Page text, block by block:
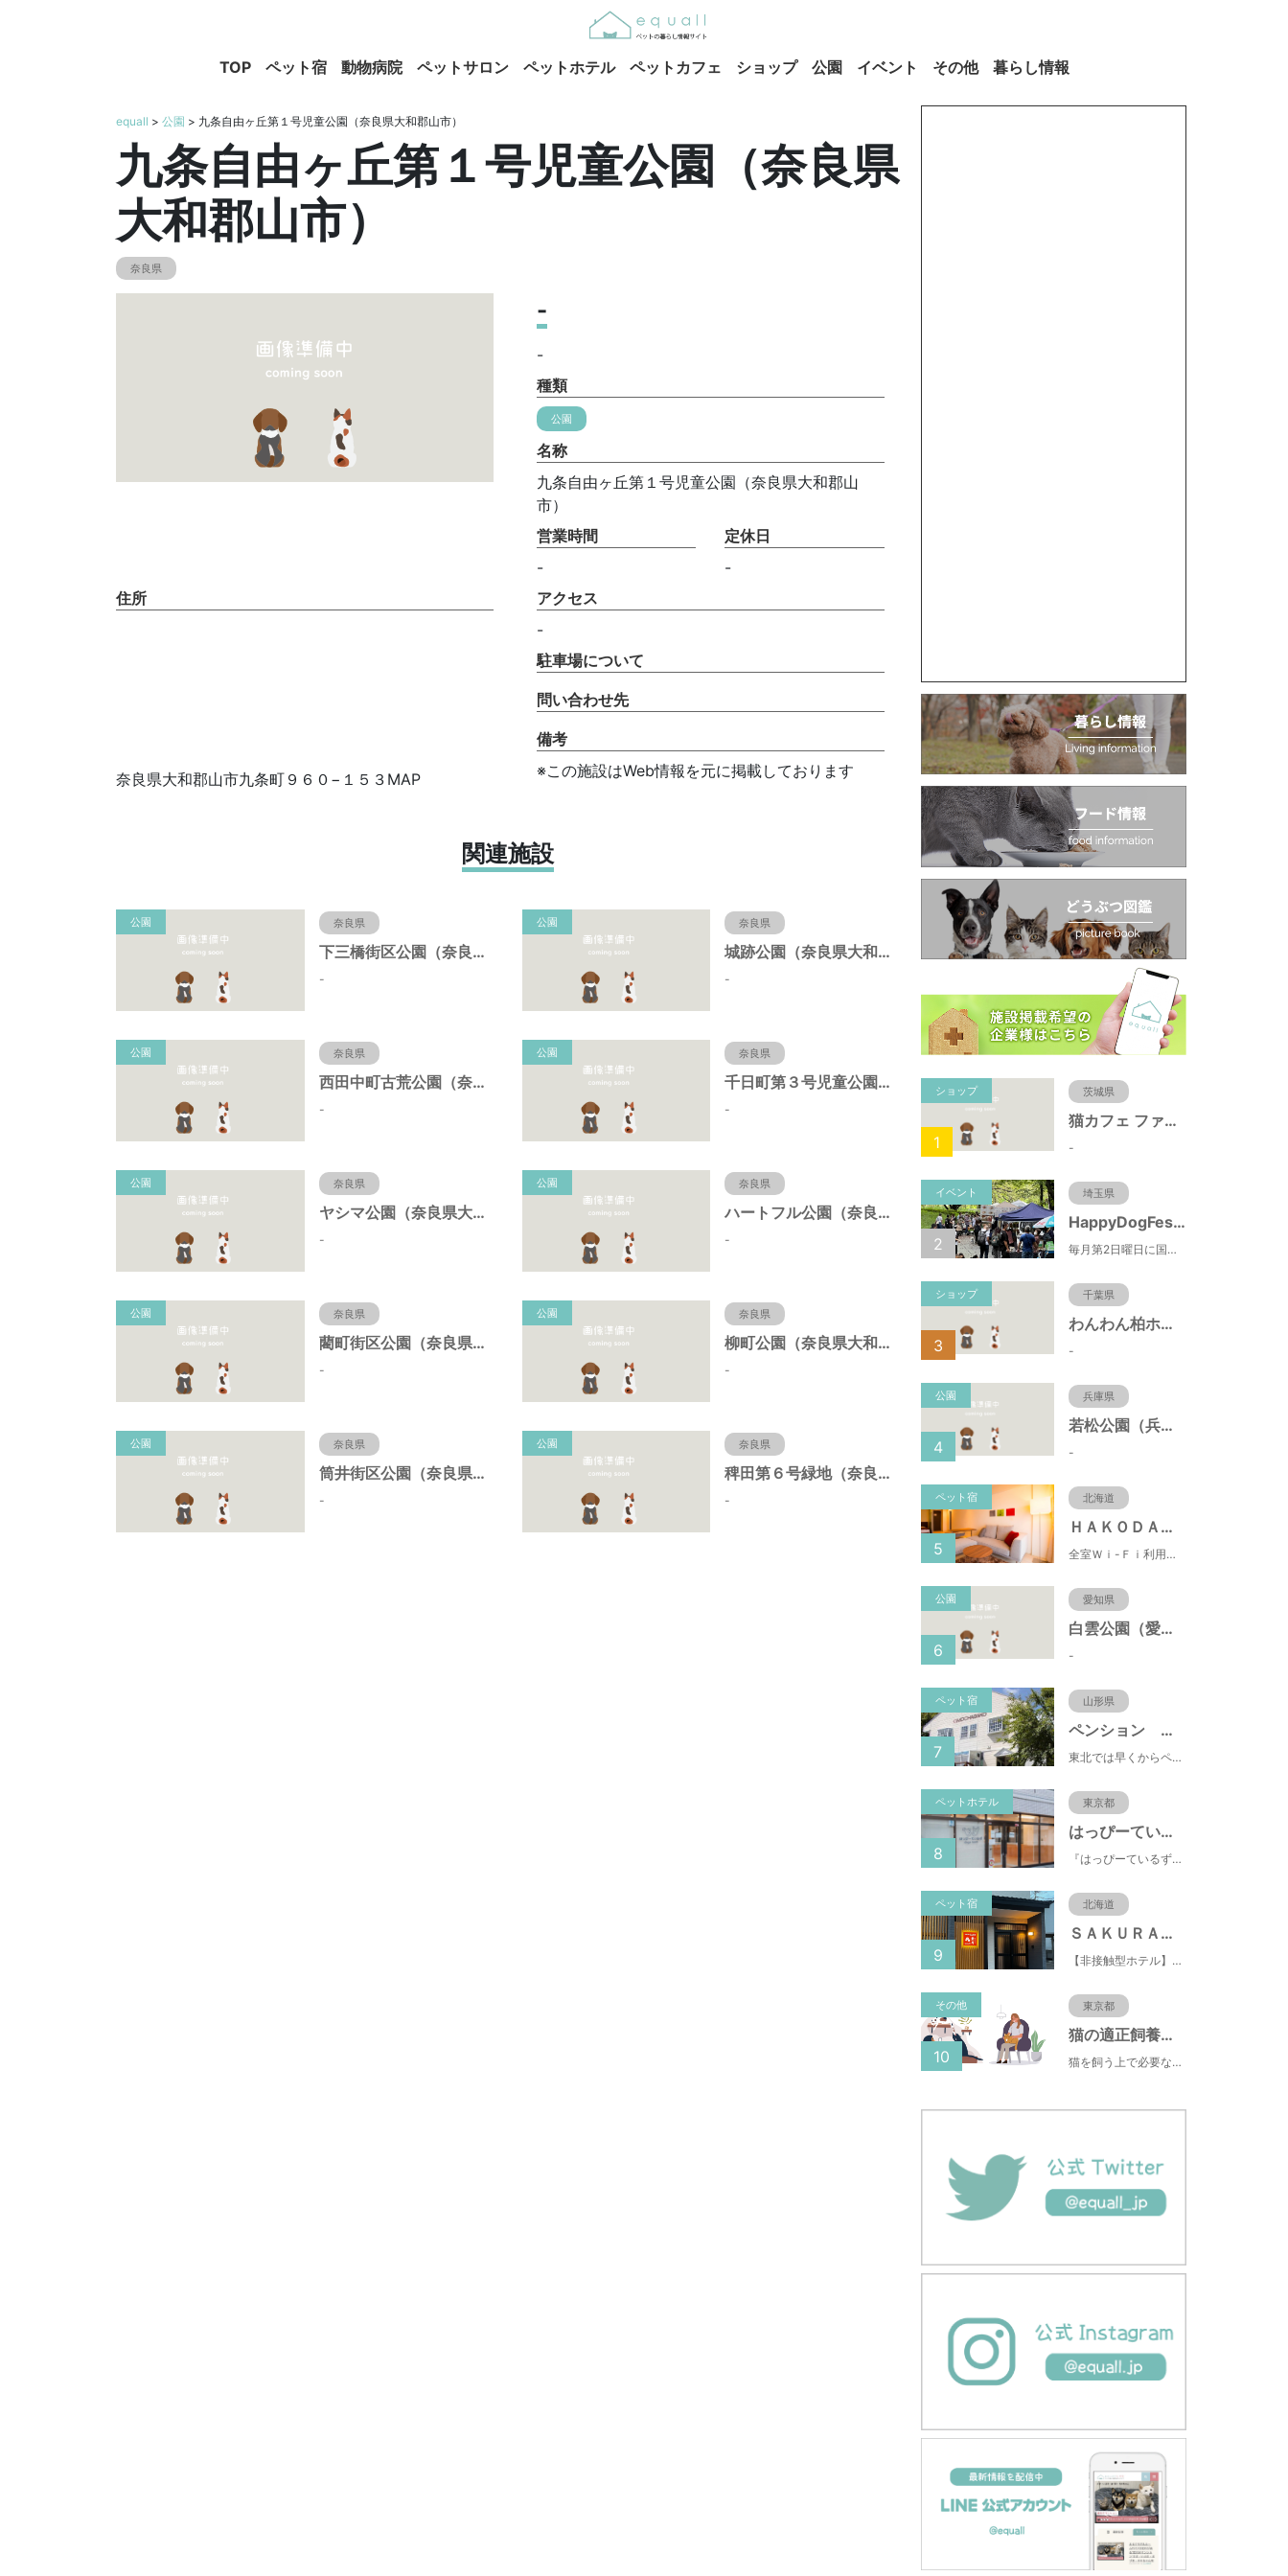
TOP ペット宿 動物病院 ペットサロン ペットホテル ペットカフェ ショップ 公園 イベント その他 暮らし情報
equall > 公園 > 九条自由ヶ丘第１号児童公園（奈良県大和郡山市）
九条自由ヶ丘第１号児童公園（奈良県
大和郡山市）
奈良県
-
-
種類
公園
名称
九条自由ヶ丘第１号児童公園（奈良県大和郡山
市）
営業時間
-
定休日
-
住所
奈良県大和郡山市九条町９６０−１５３MAP
アクセス
-
駐車場について
問い合わせ先
備考
※この施設はWeb情報を元に掲載しております
関連施設
公園 奈良県
下三橋街区公園（奈良県大和郡山市）
-
公園 奈良県
城跡公園（奈良県大和郡山市）
-
公園 奈良県
西田中町古荒公園（奈良県大和郡山市）
-
公園 奈良県
千日町第３号児童公園（奈良県大和郡山市）
-
公園 奈良県
ヤシマ公園（奈良県大和郡山市）
-
公園 奈良県
ハートフル公園（奈良県大和郡山市）
-
公園 奈良県
藺町街区公園（奈良県大和郡山市）
-
公園 奈良県
柳町公園（奈良県大和郡山市）
-
公園 奈良県
筒井街区公園（奈良県大和郡山市）
-
公園 奈良県
稗田第６号緑地（奈良県大和郡山市）
-
ショップ 茨城県
猫カフェ ファミリーズ
-
1
イベント 埼玉県
HappyDogFesta(ハッピードッグフェスタ)
毎月第2日曜日に国営武蔵丘陵森林公園で開催されるドッグイベント。森林公園北口からドッグランまでの園路にお買い物ブースやキッチンカーが出店するほか、わんちゃんのしつけ教室やゲーム大会などの参加型コンテンツもあります。（参加料無料）
2
ショップ 千葉県
わんわん柏ホームビレッジ（老犬ホーム・老犬ホテル）
-
3
公園 兵庫県
若松公園（兵庫県神戸市）
-
4
ペット宿 北海道
ＨＡＫＯＤＡＴＥ 男爵倶楽部 ＨＯＴＥＬ＆ＲＥＳＯＲＴＳ
全室Ｗｉ-Ｆｉ利用可能！朝市まで徒歩1分という好立地の都市型リゾートホテル。バルコニー・キッチン付！
5
公園 愛知県
白雲公園（愛知県名古屋市）
-
6
ペット宿 山形県
ペンション おもちゃばこ
東北では早くからペット歓迎の宿として人気。リピーター多い安心宿♪夕食は米沢牛と季節野菜を楽しめます。
7
ペットホテル 東京都
はっぴーているずdogs room府中店
『はっぴーているず』には《Happy tales：幸せな物語》と《Happy tails》という2つの意味があります。 はっぴーているずdogs roomのスタッフはドッグライフカウンセラーやドッグインストラクター、愛玩動物飼養管理士の資格を有する犬の専門家です
8
ペット宿 北海道
ＳＡＫＵＲＡ定山渓 膳
【非接触型ホテル】最大10名様まで利用可能！ご家族利用も大歓迎！小さいお子様連れでも安心♪
9
その他 東京都
猫の適正飼養クイズ
猫を飼う上で必要な責任やマナー、健康管理について学ぶことができます。
10